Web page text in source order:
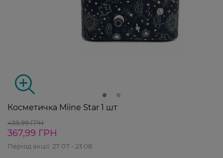
Косметичка Miine Star 1 шт
459,99 ГРН
367,99 ГРН
Період акції: 27 07 - 23 08